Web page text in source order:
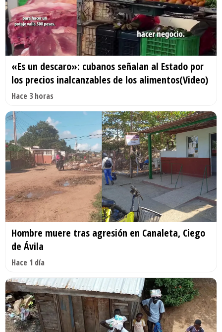
«Es un descaro»: cubanos señalan al Estado por
los precios inalcanzables de los alimentos(Video)
Hace 3 horas
Hombre muere tras agresión en Canaleta, Ciego
de Ávila
Hace 1 día